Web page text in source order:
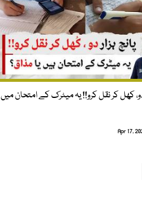
دو، کھل کر نقل کرو!! یہ میٹرک کے امتحان میں
Apr 17,